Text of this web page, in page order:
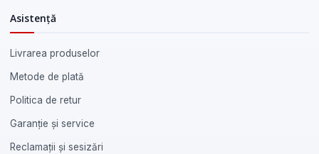
Asistență
Livrarea produselor
Metode de plată
Politica de retur
Garanție și service
Reclamații și sesizări